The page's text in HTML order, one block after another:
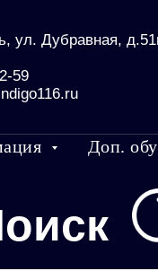
ул. Дубравная,
59
Доп.